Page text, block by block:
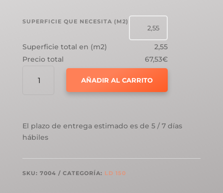
SUPERFICIE QUE NECESITA (M2)
Superficie total en (m2)
2,55
Precio total
67,53€
LD150
CANTIDAD
AÑADIR AL CARRITO
El plazo de entrega estimado es de 5 / 7 días
hábiles
SKU: 7004 CATEGORÍA: LD 150